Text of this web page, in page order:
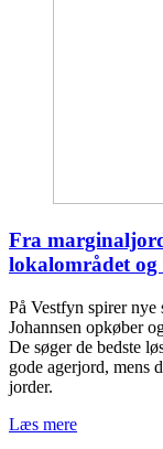
Fra
lokalområdet
På Vestfyn spirer
Johannsen opkøber
De søger de bedste
gode agerjord, mens
jorder.
Læs mere